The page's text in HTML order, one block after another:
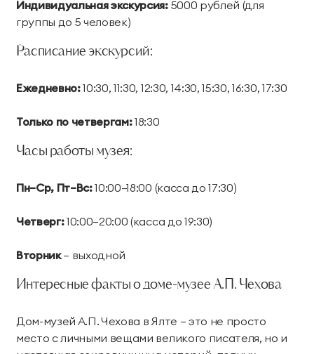
Индивидуальная экскурсия:5000 рублей (для
группы до 5 человек)
Расписание экскурсий:
Ежедневно:10:30, 11:30, 12:30, 14:30, 15:30, 16:30, 17:30
Только по четвергам:18:30
Часы работы музея:
Пн–Ср, Пт–Вс:10:00–18:00 (касса до 17:30)
Четверг:10:00–20:00 (касса до 19:30)
Вторник— выходной
Интересные факты о доме-музее А.П. Чехова
Дом-музей А.П. Чехова в Ялте — это не просто
место с личными вещами великого писателя, но и